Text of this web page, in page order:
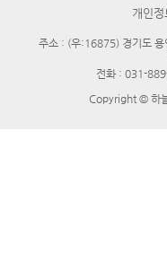
개인
주소 : (우:16875) 경기도 용
전화 : 031-
Copyright © 하